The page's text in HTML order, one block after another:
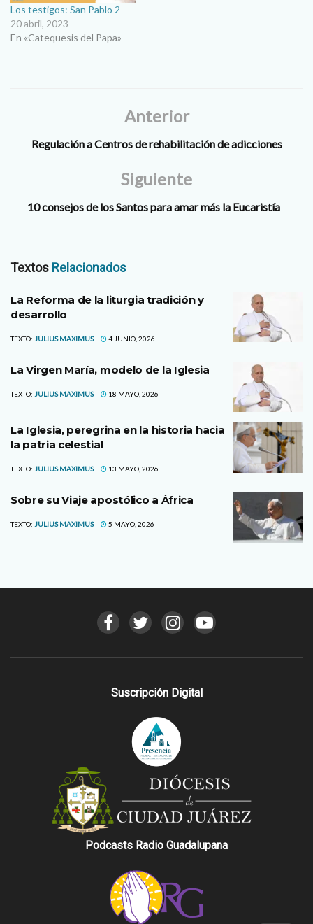
Los testigos: San Pablo 2
20 abril, 2023
En «Catequesis del Papa»
Anterior
Regulación a Centros de rehabilitación de adicciones
Siguiente
10 consejos de los Santos para amar más la Eucaristía
Textos Relacionados
La Reforma de la liturgia tradición y
desarrollo
TEXTO: JULIUS MAXIMUS 4 JUNIO, 2026
La Virgen María, modelo de la Iglesia
TEXTO: JULIUS MAXIMUS 18 MAYO, 2026
La Iglesia, peregrina en la historia hacia
la patria celestial
TEXTO: JULIUS MAXIMUS 13 MAYO, 2026
Sobre su Viaje apostólico a África
TEXTO: JULIUS MAXIMUS 5 MAYO, 2026
Suscripción Digital
Podcasts Radio Guadalupana